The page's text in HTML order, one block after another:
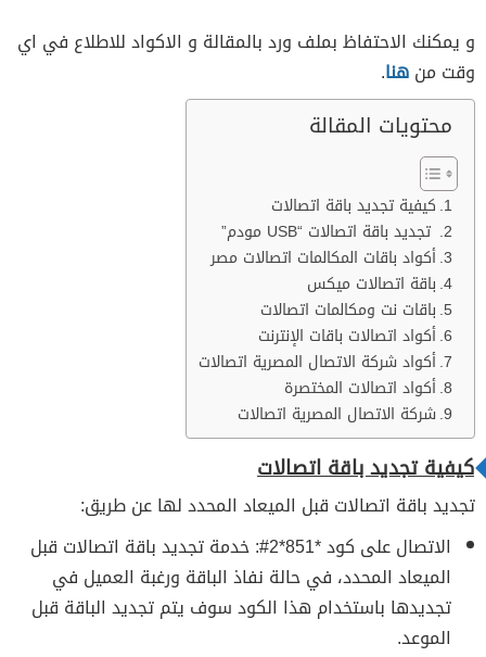
و يمكنك الاحتفاظ بملف ورد بالمقالة و الاكواد للاطلاع في اي
وقت منهنا.
محتويات المقالة
كيفية تجديد باقة اتصالات
تجديد باقة اتصالات “USB مودم”
أكواد باقات المكالمات اتصالات مصر
باقة اتصالات ميكس
باقات نت ومكالمات اتصالات
أكواد اتصالات باقات الإنترنت
أكواد شركة الاتصال المصرية اتصالات
أكواد اتصالات المختصرة
شركة الاتصال المصرية اتصالات
كيفية تجديد باقة اتصالات
تجديد باقة اتصالات قبل الميعاد المحدد لها عن طريق:
الاتصال على كود *851*2#: خدمة تجديد باقة اتصالات قبل
الميعاد المحدد، في حالة نفاذ الباقة ورغبة العميل في
تجديدها باستخدام هذا الكود سوف يتم تجديد الباقة قبل
الموعد.